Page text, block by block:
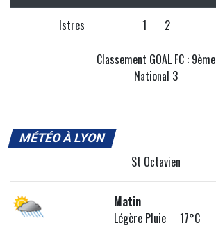
Istres 1 2
Classement GOAL FC : 9ème
National 3
MÉTÉO À LYON
St Octavien
Matin
Légère Pluie 17°C